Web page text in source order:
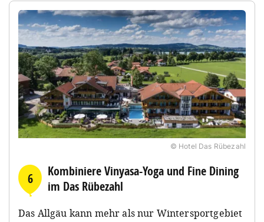
© Hotel Das Rübezahl
6
Kombiniere Vinyasa-Yoga und Fine Dining
im Das Rübezahl
Das Allgäu kann mehr als nur Wintersportgebiet